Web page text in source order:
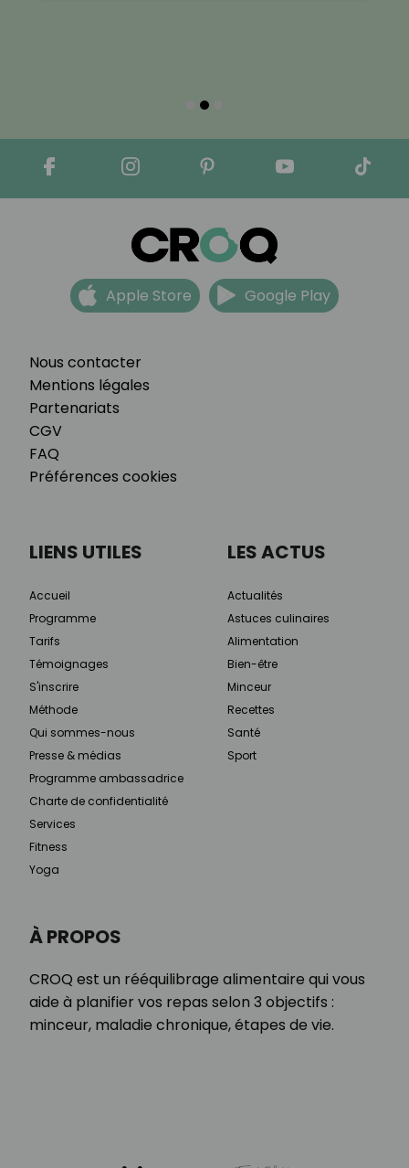
Nous contacter
Mentions légales
Partenariats
CGV
FAQ
Préférences cookies
Apple Store Google Play
À PROPOS
CROQ est un rééquilibrage alimentaire qui vous
aide à planifier vos repas selon 3 objectifs :
minceur, maladie chronique, étapes de vie.
LIENS UTILES
Accueil
Programme
Tarifs
Témoignages
S'inscrire
Méthode
Qui sommes-nous
Presse & médias
Programme ambassadrice
Charte de confidentialité
Services
Fitness
Yoga
LES ACTUS
Actualités
Astuces culinaires
Alimentation
Bien-être
Minceur
Recettes
Santé
Sport